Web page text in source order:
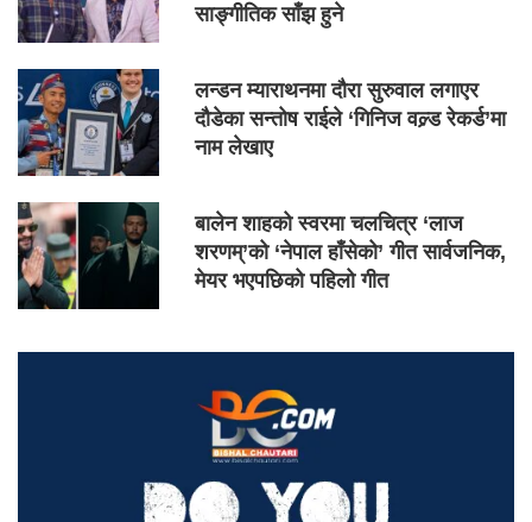
साङ्गीतिक साँझ हुने
लन्डन म्याराथनमा दौरा सुरुवाल लगाएर
दौडेका सन्तोष राईले ‘गिनिज वल्र्ड रेकर्ड’मा
नाम लेखाए
बालेन शाहको स्वरमा चलचित्र ‘लाज
शरणम्’को ‘नेपाल हाँसेको’ गीत सार्वजनिक,
मेयर भएपछिको पहिलो गीत